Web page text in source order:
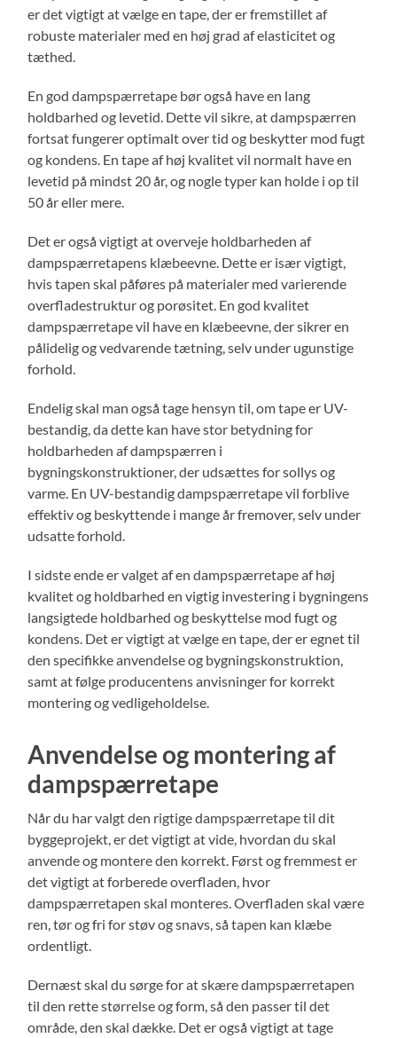
er det vigtigt at vælge en tape, der er fremstillet af
robuste materialer med en høj grad af elasticitet og
tæthed.
En god dampspærretape bør også have en lang
holdbarhed og levetid. Dette vil sikre, at dampspærren
fortsat fungerer optimalt over tid og beskytter mod fugt
og kondens. En tape af høj kvalitet vil normalt have en
levetid på mindst 20 år, og nogle typer kan holde i op til
50 år eller mere.
Det er også vigtigt at overveje holdbarheden af
dampspærretapens klæbeevne. Dette er især vigtigt,
hvis tapen skal påføres på materialer med varierende
overfladestruktur og porøsitet. En god kvalitet
dampspærretape vil have en klæbeevne, der sikrer en
pålidelig og vedvarende tætning, selv under ugunstige
forhold.
Endelig skal man også tage hensyn til, om tape er UV-
bestandig, da dette kan have stor betydning for
holdbarheden af dampspærren i
bygningskonstruktioner, der udsættes for sollys og
varme. En UV-bestandig dampspærretape vil forblive
effektiv og beskyttende i mange år fremover, selv under
udsatte forhold.
I sidste ende er valget af en dampspærretape af høj
kvalitet og holdbarhed en vigtig investering i bygningens
langsigtede holdbarhed og beskyttelse mod fugt og
kondens. Det er vigtigt at vælge en tape, der er egnet til
den specifikke anvendelse og bygningskonstruktion,
samt at følge producentens anvisninger for korrekt
montering og vedligeholdelse.
Anvendelse og montering af
dampspærretape
Når du har valgt den rigtige dampspærretape til dit
byggeprojekt, er det vigtigt at vide, hvordan du skal
anvende og montere den korrekt. Først og fremmest er
det vigtigt at forberede overfladen, hvor
dampspærretapen skal monteres. Overfladen skal være
ren, tør og fri for støv og snavs, så tapen kan klæbe
ordentligt.
Dernæst skal du sørge for at skære dampspærretapen
til den rette størrelse og form, så den passer til det
område, den skal dække. Det er også vigtigt at tage